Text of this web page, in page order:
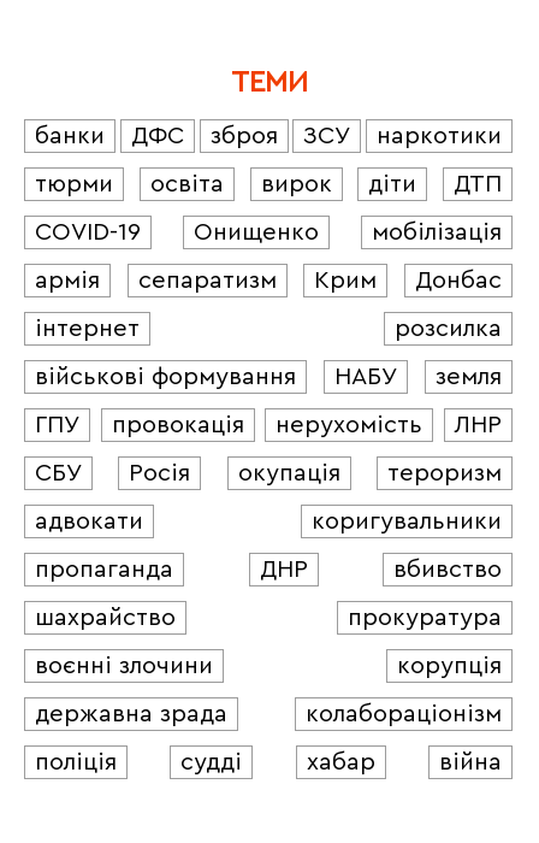
ТЕМИ
банки ДФС зброя ЗСУ
наркотики
тюрми
освіта вирок діти
ДТП
COVID-19
Онищенко
мобілізація
армія
сепаратизм Крим
Донбас
інтернет
розсилка
військові формування
НАБУ
земля
ГПУ
провокація нерухомість
ЛНР
СБУ
Росія окупація
тероризм
адвокати
коригувальники
пропаганда
ДНР
вбивство
шахрайство
прокуратура
воєнні злочини
корупція
державна зрада
колабораціонізм
поліція
судді хабар війна